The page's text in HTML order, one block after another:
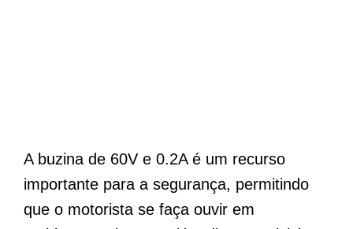
A buzina de 60V e 0.2A é um recurso
importante para a segurança, permitindo
que o motorista se faça ouvir em